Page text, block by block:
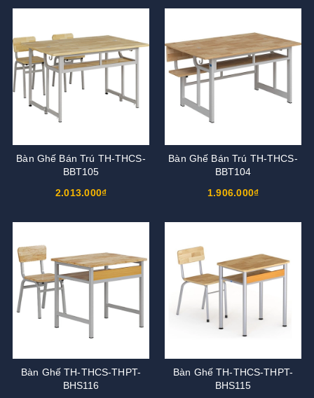
Bàn Ghế Bán Trú TH-THCS-
BBT105
2.013.000₫
Bàn Ghế Bán Trú TH-THCS-
BBT104
1.906.000₫
Bàn Ghế TH-THCS-THPT-
BHS116
Bàn Ghế TH-THCS-THPT-
BHS115